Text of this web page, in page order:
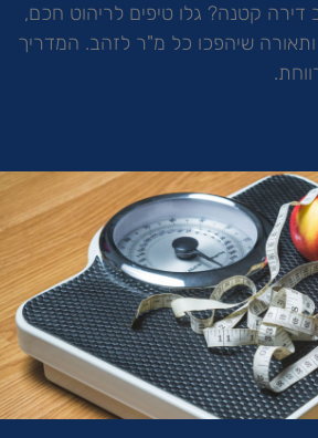
דירה קטנה? גלו טיפים לריהוט חכם,
ותאורה שיהפכו כל מ"ר לזהב. המדריך